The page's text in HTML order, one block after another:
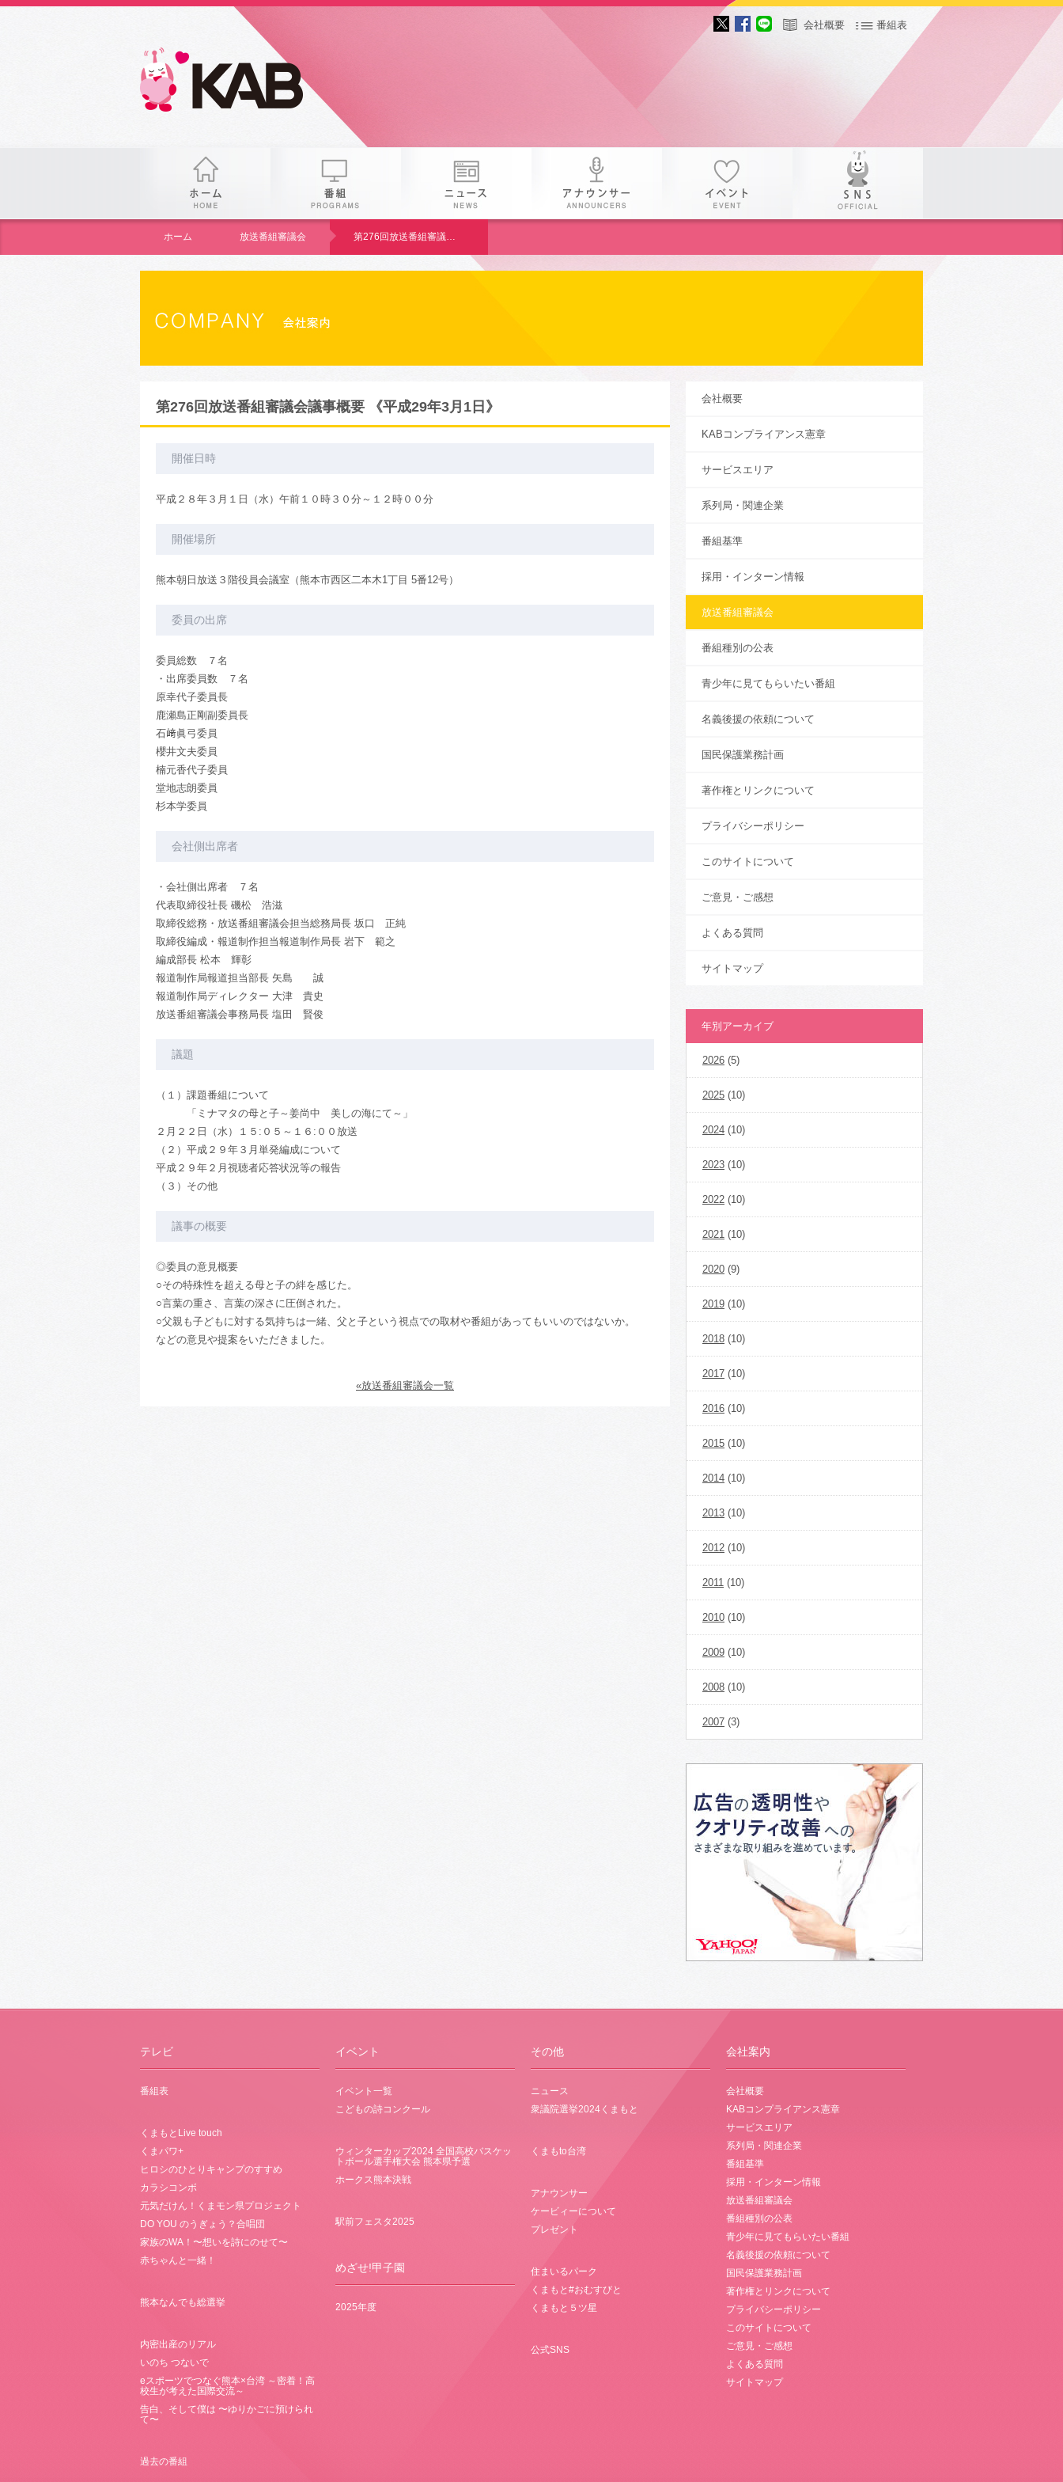
会社概要 番組表
ホーム 放送番組審議会 第276回放送番組審議会議事概要 《平成29年3月1日》
第276回放送番組審議会議事概要 《平成29年3月1日》
開催日時
平成２８年３月１日（水）午前１０時３０分～１２時００分
開催場所
熊本朝日放送３階役員会議室（熊本市西区二本木1丁目 5番12号）
委員の出席
委員総数 ７名
・出席委員数 ７名
原幸代子委員長
鹿瀬島正剛副委員長
石﨑眞弓委員
櫻井文夫委員
楠元香代子委員
堂地志朗委員
杉本学委員
会社側出席者
・会社側出席者 ７名
代表取締役社長 磯松 浩滋
取締役総務・放送番組審議会担当総務局長 坂口 正純
取締役編成・報道制作担当報道制作局長 岩下 範之
編成部長 松本 輝彰
報道制作局報道担当部長 矢島 誠
報道制作局ディレクター 大津 貴史
放送番組審議会事務局長 塩田 賢俊
議題
（１）課題番組について
「ミナマタの母と子～姜尚中 美しの海にて～」
２月２２日（水）１５:０５～１６:００放送
（２）平成２９年３月単発編成について
平成２９年２月視聴者応答状況等の報告
（３）その他
議事の概要
◎委員の意見概要
○その特殊性を超える母と子の絆を感じた。
○言葉の重さ、言葉の深さに圧倒された。
○父親も子どもに対する気持ちは一緒、父と子という視点での取材や番組があってもいいのではないか。
などの意見や提案をいただきました。
«放送番組審議会一覧
会社概要
KABコンプライアンス憲章
サービスエリア
系列局・関連企業
番組基準
採用・インターン情報
放送番組審議会
番組種別の公表
青少年に見てもらいたい番組
名義後援の依頼について
国民保護業務計画
著作権とリンクについて
プライバシーポリシー
このサイトについて
ご意見・ご感想
よくある質問
サイトマップ
年別アーカイブ
2026 (5)
2025 (10)
2024 (10)
2023 (10)
2022 (10)
2021 (10)
2020 (9)
2019 (10)
2018 (10)
2017 (10)
2016 (10)
2015 (10)
2014 (10)
2013 (10)
2012 (10)
2011 (10)
2010 (10)
2009 (10)
2008 (10)
2007 (3)
テレビ
番組表
くまもとLive touch
くまパワ+
ヒロシのひとりキャンプのすすめ
カラシコンボ
元気だけん！くまモン県プロジェクト
DO YOU のうぎょう？合唱団
家族のWA！〜想いを詩にのせて〜
赤ちゃんと一緒！
熊本なんでも総選挙
内密出産のリアル
いのち つないで
eスポーツでつなぐ熊本×台湾 ～密着！高
校生が考えた国際交流～
告白、そして僕は 〜ゆりかごに預けられ
て〜
過去の番組
イベント
イベント一覧
こどもの詩コンクール
ウィンターカップ2024 全国高校バスケッ
トボール選手権大会 熊本県予選
ホークス熊本決戦
駅前フェスタ2025
めざせ!甲子園
2025年度
その他
ニュース
衆議院選挙2024くまもと
くまもto台湾
アナウンサー
ケービィーについて
プレゼント
住まいるパーク
くまもと#おむすびと
くまもと５ツ星
公式SNS
会社案内
会社概要
KABコンプライアンス憲章
サービスエリア
系列局・関連企業
番組基準
採用・インターン情報
放送番組審議会
番組種別の公表
青少年に見てもらいたい番組
名義後援の依頼について
国民保護業務計画
著作権とリンクについて
プライバシーポリシー
このサイトについて
ご意見・ご感想
よくある質問
サイトマップ